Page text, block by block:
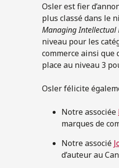
Osler est fier
plus classé dans le
Managing Intellectual
niveau pour les
commerce ainsi que
place au niveau 3
Osler félicite
Notre associée
marques de
Notre associé
d’auteur au